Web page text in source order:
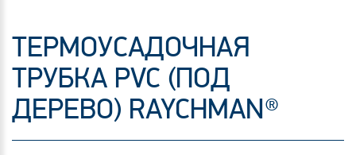
ТЕРМОУСАДОЧНАЯ
ТРУБКА PVC (ПОД
ДЕРЕВО) RAYCHMAN®